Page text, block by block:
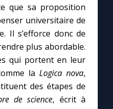
que sa proposition
universitaire de
Il s’efforce donc de
plus abordable.
qui portent en leur
la Logica nova,
des étapes de
de science, écrit à